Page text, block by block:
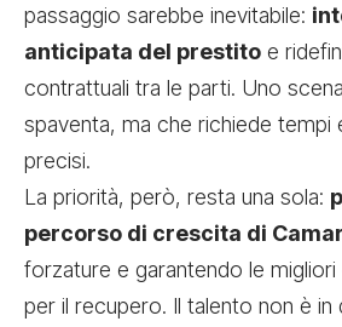
passaggio sarebbe inevitabile:
anticipata del prestito e
contrattuali tra le parti. Uno
spaventa, ma che richiede tempi
precisi.
La priorità, però, resta una sola:
percorso di crescita di
forzature e garantendo le
per il recupero. Il talento non è in